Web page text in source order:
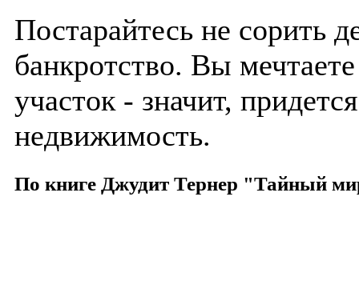
Постарайтесь не сорить
банкротство. Вы
участок - значит,
недвижимость.
По книге Джудит Тернер "Тайный